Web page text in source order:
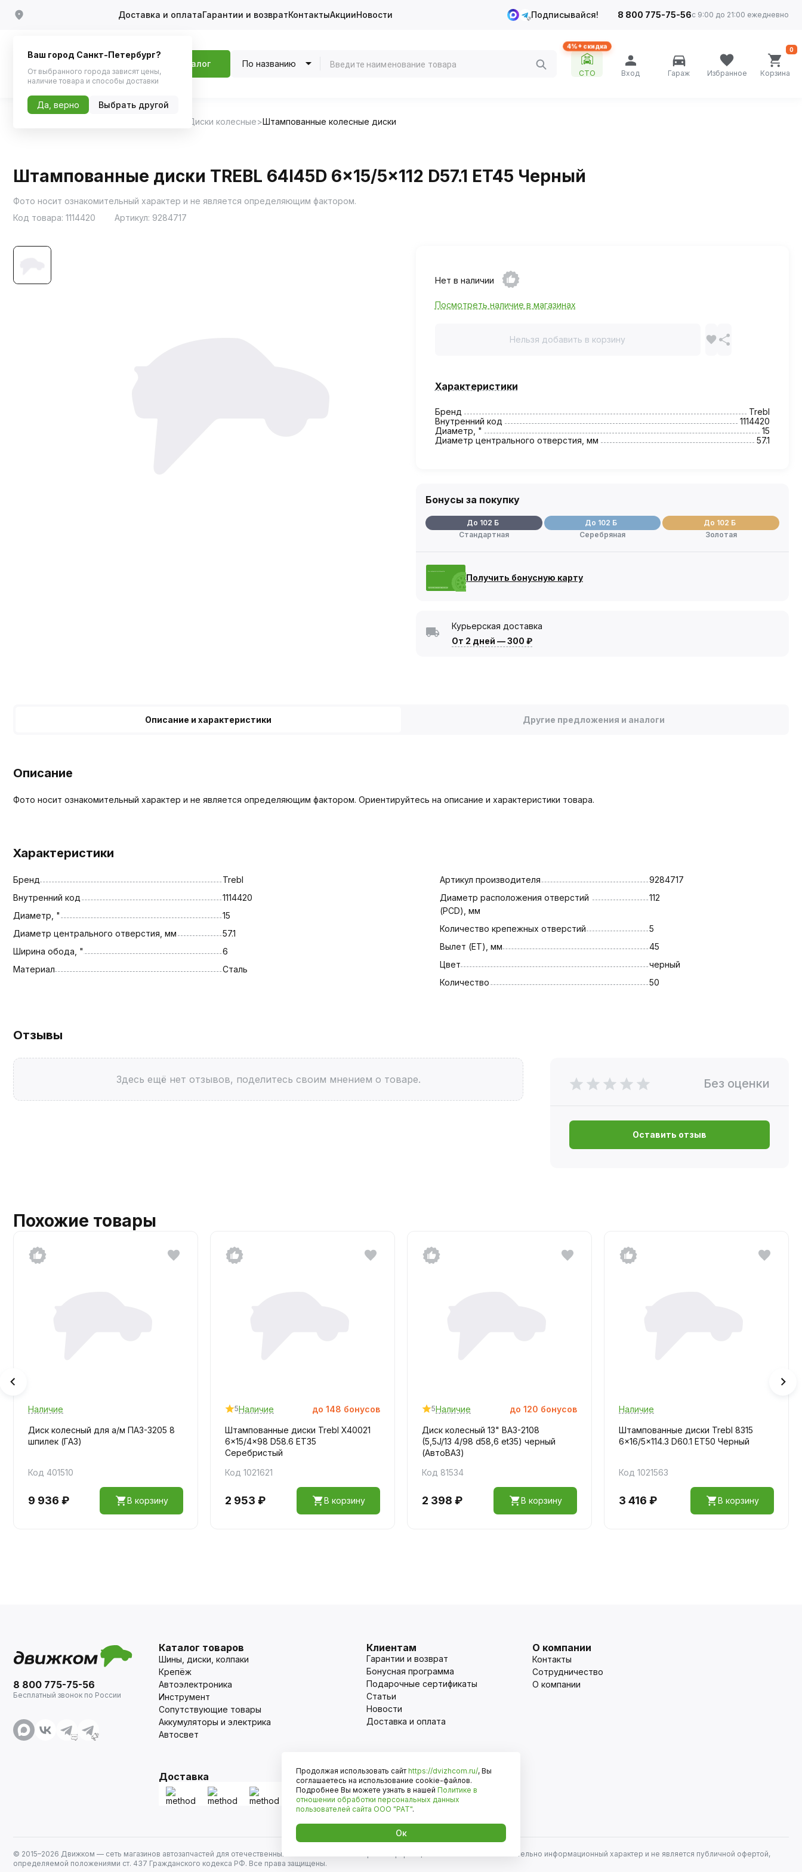
Доставка и оплатаГарантии и возвратКонтактыАкцииНовости Подписывайся! 8 800 775-75-56с 9:00 до 21:00 ежедневно
Каталог По названию
4%+ скидка
СТО Вход Гараж Избранное Корзина
0
Диски колесные Штампованные колесные диски
Штампованные диски TREBL 64I45D 6x15/5x112 D57.1 ET45 Черный
Фото носит ознакомительный характер и не является определяющим фактором.
Код товара: 1114420 Артикул: 9284717
Нет в наличии
Посмотреть наличие в магазинах
Нельзя добавить в корзину
Характеристики
Бренд
Trebl
Внутренний код
1114420
Диаметр, "
15
Диаметр центрального отверстия, мм
57.1
Бонусы за покупку
До 102 Б
Стандартная
До 102 Б
Серебряная
До 102 Б
Золотая
Получить бонусную карту
Курьерская доставка
От 2 дней —300 ₽
Описание и характеристики Другие предложения и аналоги
Описание
Фото носит ознакомительный характер и не является определяющим фактором. Ориентируйтесь на описание и характеристики товара.
Характеристики
Бренд
Trebl
Внутренний код
1114420
Диаметр, "
15
Диаметр центрального отверстия, мм
57.1
Ширина обода, "
6
Материал
Сталь
Артикул производителя
9284717
Диаметр расположения отверстий
(PCD), мм
112
Количество крепежных отверстий
5
Вылет (ET), мм
45
Цвет
черный
Количество
50
Отзывы
Здесь ещё нет отзывов, поделитесь своим мнением о товаре. Без оценки
Оставить отзыв
Похожие товары
Наличие
Диск колесный для а/м ПАЗ-3205 8
шпилек (ГАЗ)
Код 401510
9 936 ₽ В корзину
5Наличие до 148 бонусов
Штампованные диски Trebl X40021
6x15/4x98 D58.6 ET35
Серебристый
Код 1021621
2 953 ₽ В корзину
5Наличие до 120 бонусов
Диск колесный 13" ВАЗ-2108
(5,5J/13 4/98 d58,6 et35) черный
(АвтоВАЗ)
Код 81534
2 398 ₽ В корзину
Наличие
Штампованные диски Trebl 8315
6x16/5x114.3 D60.1 ET50 Черный
Код 1021563
3 416 ₽ В корзину
8 800 775-75-56
Бесплатный звонок по России
Каталог товаров
Шины, диски, колпаки
Крепёж
Автоэлектроника
Инструмент
Сопутствующие товары
Аккумуляторы и электрика
Автосвет
Клиентам
Гарантии и возврат
Бонусная программа
Подарочные сертификаты
Статьи
Новости
Доставка и оплата
О компании
Контакты
Сотрудничество
О компании
Доставка Оплата
© 2015–2026 Движком — сеть магазинов автозапчастей для отечественных автомобилей и иномарок. Информация на сайте носит исключительно информационный характер и не является публичной офертой,
определяемой положениями ст. 437 Гражданского кодекса РФ. Все права защищены.
Ваш город Санкт-Петербург?
От выбранного города зависят цены,
наличие товара и способы доставки
Да, верно Выбрать другой
Продолжая использовать сайт https://dvizhcom.ru/, Вы
соглашаетесь на использование cookie-файлов.
Подробнее Вы можете узнать в нашей Политике в
отношении обработки персональных данных
пользователей сайта ООО "РАТ".
Ок